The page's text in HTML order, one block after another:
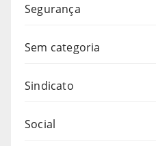
Segurança
Sem categoria
Sindicato
Social